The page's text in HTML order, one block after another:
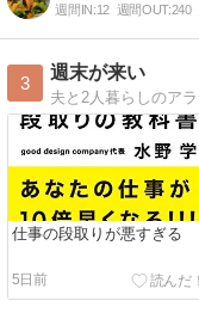
週間IN:12 週間OUT:240
3
週末が来い
仕事の段取りが悪すぎる
5日前